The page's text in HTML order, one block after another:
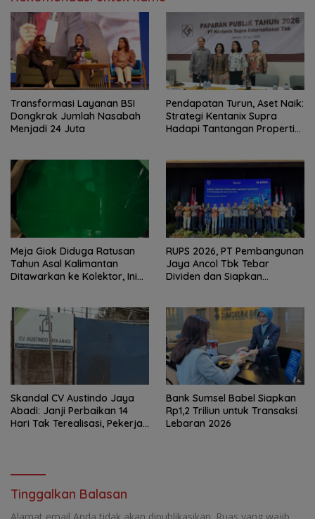
Transformasi Layanan BSI
Dongkrak Jumlah Nasabah
Menjadi 24 Juta
Pendapatan Turun, Aset Naik:
Strategi Kentanix Supra
Hadapi Tantangan Properti
Meja Giok Diduga Ratusan
Tahun Asal Kalimantan
Ditawarkan ke Kolektor, Ini
RUPS 2026, PT Pembangunan
Jaya Ancol Tbk Tebar
Dividen dan Siapkan
Skandal CV Austindo Jaya
Abadi: Janji Perbaikan 14
Hari Tak Terealisasi, Pekerja
Bank Sumsel Babel Siapkan
Rp1,2 Triliun untuk Transaksi
Lebaran 2026
Tinggalkan Balasan